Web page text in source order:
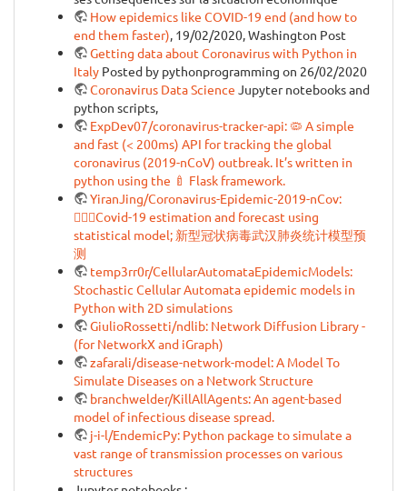
How epidemics like COVID-19 end (and how to
end them faster), 19/02/2020, Washington Post
Getting data about Coronavirus with Python in
Italy Posted by pythonprogramming on 26/02/2020
Coronavirus Data Science Jupyter notebooks and
python scripts,
ExpDev07/coronavirus-tracker-api: 🦠 A simple
and fast (< 200ms) API for tracking the global
coronavirus (2019-nCoV) outbreak. It’s written in
python using the 🍼 Flask framework.
YiranJing/Coronavirus-Epidemic-2019-nCov:
👩🏻‍⚕️Covid-19 estimation and forecast using
statistical model; 新型冠状病毒武汉肺炎统计模型预
测
temp3rr0r/CellularAutomataEpidemicModels:
Stochastic Cellular Automata epidemic models in
Python with 2D simulations
GiulioRossetti/ndlib: Network Diffusion Library -
(for NetworkX and iGraph)
zafarali/disease-network-model: A Model To
Simulate Diseases on a Network Structure
branchwelder/KillAllAgents: An agent-based
model of infectious disease spread.
j-i-l/EndemicPy: Python package to simulate a
vast range of transmission processes on various
structures